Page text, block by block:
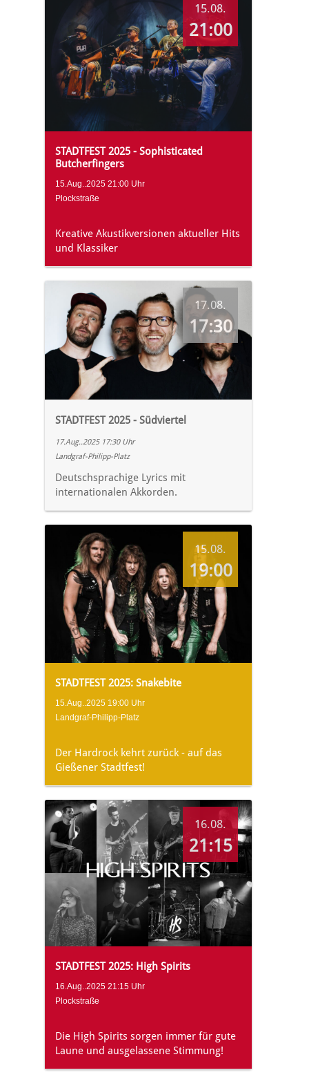
15.08.
21:00
STADTFEST 2025 - Sophisticated
Butcherfingers
15.Aug..2025 21:00 Uhr
Plockstraße
Kreative Akustikversionen aktueller Hits
und Klassiker
17.08.
17:30
STADTFEST 2025 - Südviertel
17.Aug..2025 17:30 Uhr
Landgraf-Philipp-Platz
Deutschsprachige Lyrics mit
internationalen Akkorden.
15.08.
19:00
STADTFEST 2025: Snakebite
15.Aug..2025 19:00 Uhr
Landgraf-Philipp-Platz
Der Hardrock kehrt zurück - auf das
Gießener Stadtfest!
16.08.
21:15
STADTFEST 2025: High Spirits
16.Aug..2025 21:15 Uhr
Plockstraße
Die High Spirits sorgen immer für gute
Laune und ausgelassene Stimmung!